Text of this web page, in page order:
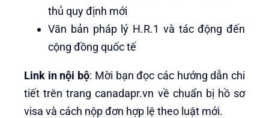
thủ quy định mới
Văn bản pháp lý H.R.1 và tác động đến
cộng đồng quốc tế
Link in nội bộ: Mời bạn đọc các hướng dẫn chi
tiết trên trang canadapr.vn về chuẩn bị hồ sơ
visa và cách nộp đơn hợp lệ theo luật mới.